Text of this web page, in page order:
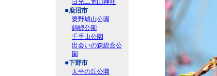
日光二荒山神社
■鹿沼市
粟野城山公園
錦鯉公園
千手山公園
出会いの森総合公
園
■下野市
天平の丘公園